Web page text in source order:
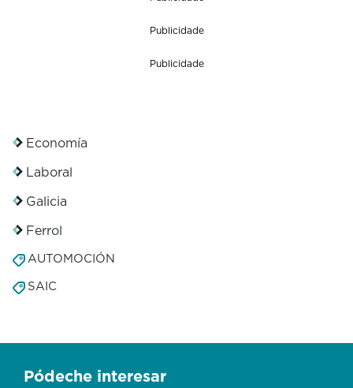
Publicidade
Publicidade
Economía
Laboral
Galicia
Ferrol
AUTOMOCIÓN
SAIC
Pódeche interesar